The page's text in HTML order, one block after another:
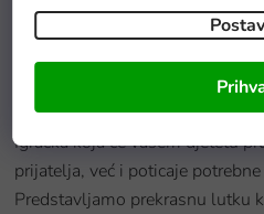
Detaljan opis proizvoda
Igračka koja će vašem djetetu
prijatelja, već i poticaje
Predstavljamo prekrasnu lutku